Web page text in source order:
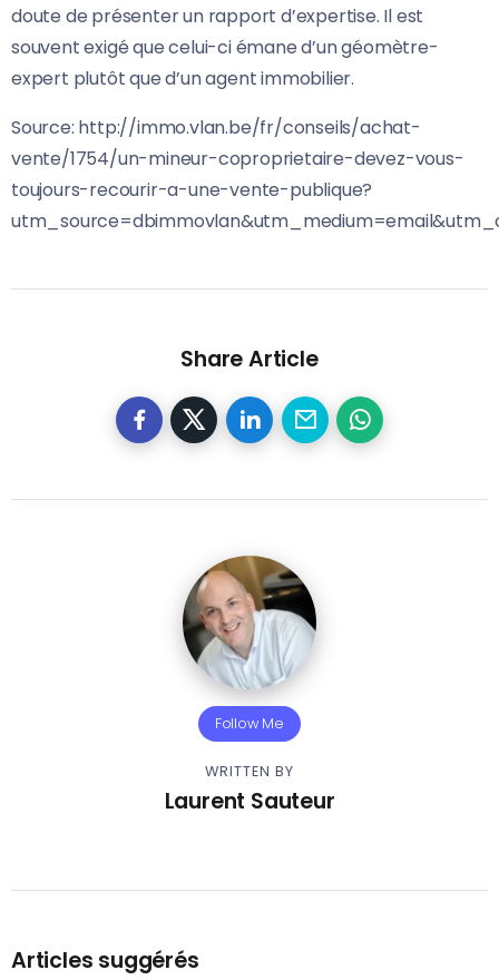
doute de présenter un rapport d’expertise. Il est
souvent exigé que celui-ci émane d’un géomètre-
expert plutôt que d’un agent immobilier.
Source: http://immo.vlan.be/fr/conseils/achat-
vente/1754/un-mineur-coproprietaire-devez-vous-
toujours-recourir-a-une-vente-publique?
Share Article
Follow Me
WRITTEN BY
Laurent Sauteur
Articles suggérés